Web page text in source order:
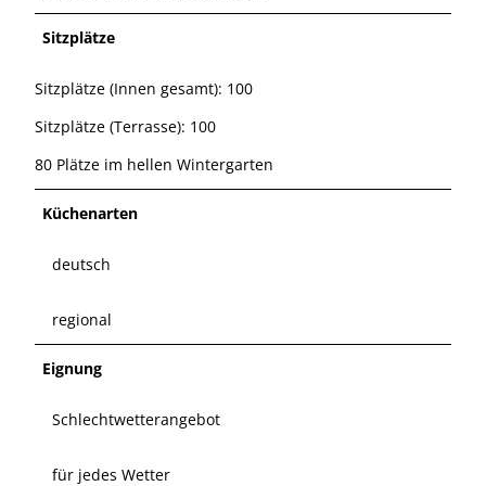
Sitzplätze
Sitzplätze (Innen gesamt): 100
Sitzplätze (Terrasse): 100
80 Plätze im hellen Wintergarten
Küchenarten
deutsch
regional
Eignung
Schlechtwetterangebot
für jedes Wetter